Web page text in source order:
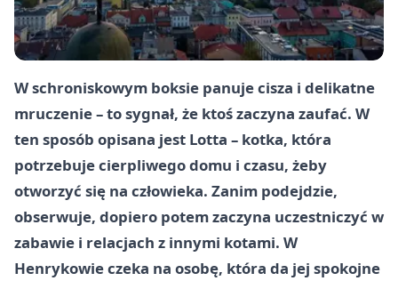
W schroniskowym boksie panuje cisza i delikatne
mruczenie – to sygnał, że ktoś zaczyna zaufać. W
ten sposób opisana jest Lotta – kotka, która
potrzebuje cierpliwego domu i czasu, żeby
otworzyć się na człowieka. Zanim podejdzie,
obserwuje, dopiero potem zaczyna uczestniczyć w
zabawie i relacjach z innymi kotami. W
Henrykowie czeka na osobę, która da jej spokojne